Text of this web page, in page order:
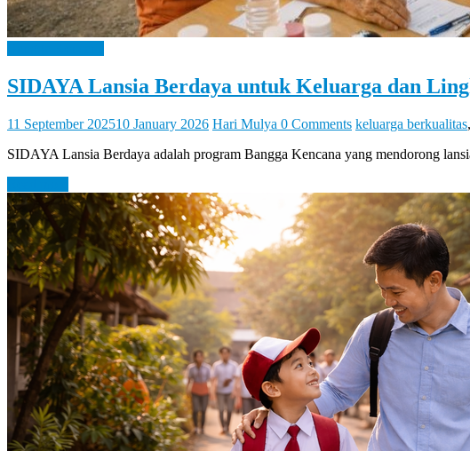
SIDAYA Lansia Berdaya untuk Keluarga dan
11 September 202510 January 2026 Hari Mulya 0 Comments keluarga berkualitas,
SIDAYA Lansia Berdaya adalah program Bangga Kencana yang mendorong